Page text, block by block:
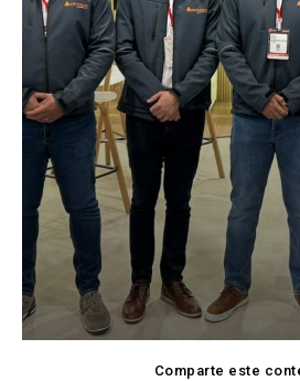
Comparte este